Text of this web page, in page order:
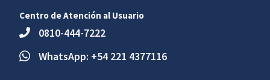
Centro de Atención al Usuario
0810-444-7222
WhatsApp: +54 221 4377116